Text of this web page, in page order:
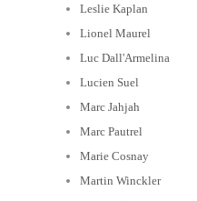
Leslie Kaplan
Lionel Maurel
Luc Dall'Armelina
Lucien Suel
Marc Jahjah
Marc Pautrel
Marie Cosnay
Martin Winckler